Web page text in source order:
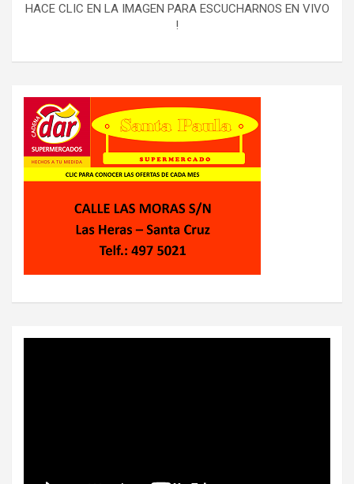
HACE CLIC EN LA IMAGEN PARA ESCUCHARNOS EN VIVO
!